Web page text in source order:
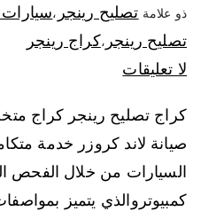
ذو علامة تصليح رينجر ،سيارات
تصليح رينجر ،كراج رينجر
لا تعليقات
كراج تصليح رينجر كراج
صيانة لاند كروزر خدمة
السيارات من خلال الفحص
كمبيوتروالذي يتميز